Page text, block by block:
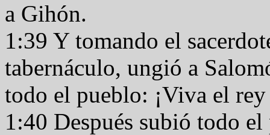
a Gihón.
1:39 Y tomando el
tabernáculo, ungió a
todo el pueblo: ¡Viva el
1:40 Después subió todo